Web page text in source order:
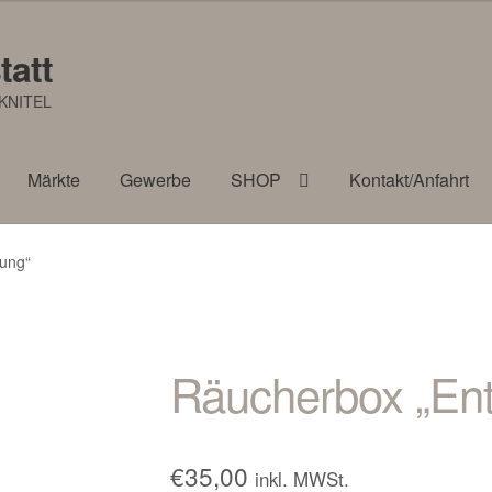
Märkte Gewerbe SHOP Kontakt/Anfahrt
Räucherbox
€35,00 inkl. MWSt.